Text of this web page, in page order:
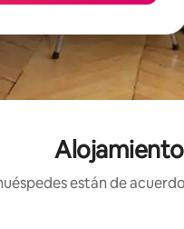
están de